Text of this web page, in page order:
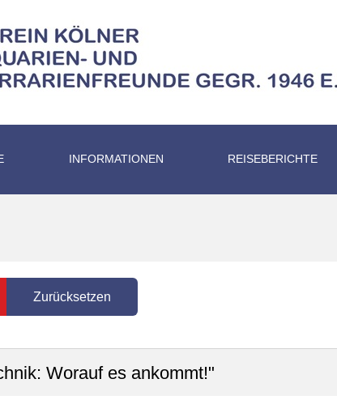
INFORMATIONEN REISEBERICHTE
Zurücksetzen
Worauf es ankommt!"